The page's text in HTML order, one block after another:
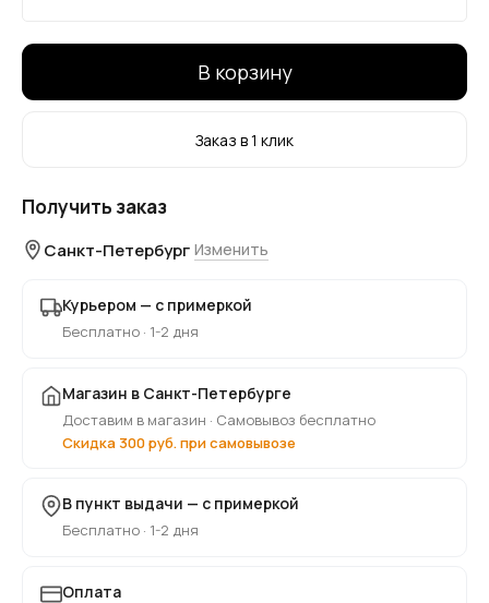
В корзину
Заказ в 1 клик
Получить заказ
Санкт-Петербург Изменить
Курьером — с примеркой
Бесплатно · 1-2 дня
Магазин в Санкт-Петербурге
Доставим в магазин · Самовывоз бесплатно
Скидка 300 руб. при самовывозе
В пункт выдачи — с примеркой
Бесплатно · 1-2 дня
Оплата